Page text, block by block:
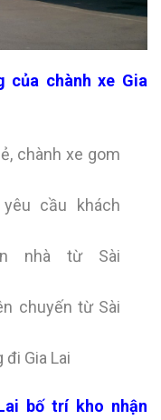
của chành xe Gia
chành xe gom
cầu khách
nhà từ Sài
chuyến từ Sài
Gia Lai
bố trí kho nhận